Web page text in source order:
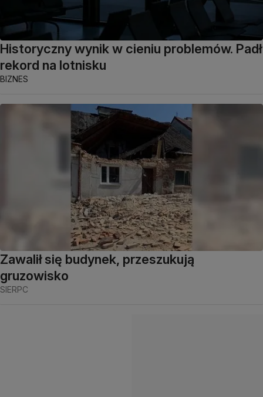
Historyczny wynik w cieniu problemów. Padł
rekord na lotnisku
BIZNES
Zawalił się budynek, przeszukują
gruzowisko
SIERPC